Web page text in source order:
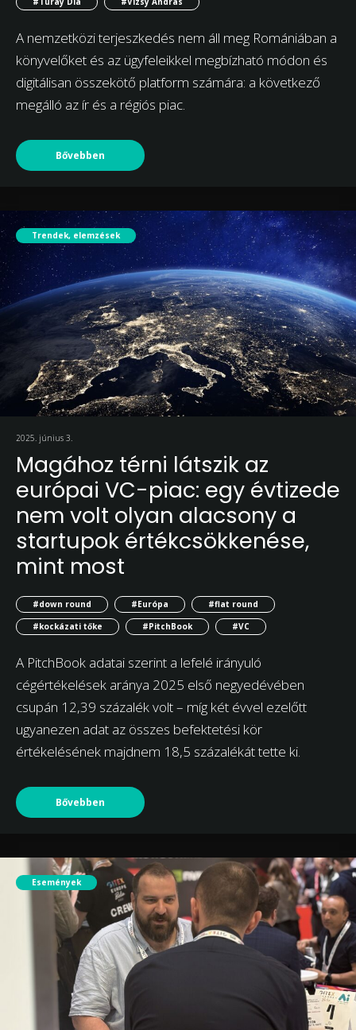
A nemzetközi terjeszkedés nem áll meg Romániában a
könyvelőket és az ügyfeleikkel megbízható módon és
digitálisan összekötő platform számára: a következő
megálló az ír és a régiós piac.
Bővebben
Trendek, elemzések
2025. június 3.
Magához térni látszik az
európai VC-piac: egy évtizede
nem volt olyan alacsony a
startupok értékcsökkenése,
mint most
#down round #Európa
#flat round
#kockázati tőke
#PitchBook #VC
A PitchBook adatai szerint a lefelé irányuló
cégértékelések aránya 2025 első negyedévében
csupán 12,39 százalék volt – míg két évvel ezelőtt
ugyanezen adat az összes befektetési kör
értékelésének majdnem 18,5 százalékát tette ki.
Bővebben
Események